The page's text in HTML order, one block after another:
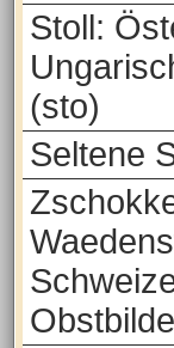
Stoll:
(sto)
Seltene